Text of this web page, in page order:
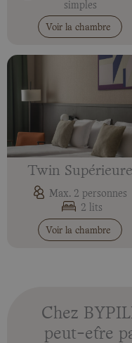
simples
Voir la chambre
Twin Supérieure
Max. 2 personnes
2 lits
Voir la chambre
Chez
peut-être